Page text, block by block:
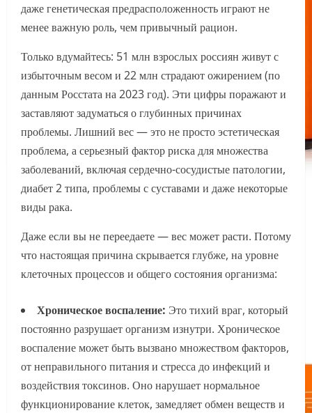
даже генетическая предрасположенность играют не
менее важную роль, чем привычный рацион.
Только вдумайтесь: 51 млн взрослых россиян живут с
избыточным весом и 22 млн страдают ожирением (по
данным Росстата на 2023 год). Эти цифры поражают и
заставляют задуматься о глубинных причинах
проблемы. Лишний вес — это не просто эстетическая
проблема, а серьезный фактор риска для множества
заболеваний, включая сердечно-сосудистые патологии,
диабет 2 типа, проблемы с суставами и даже некоторые
виды рака.
Даже если вы не переедаете — вес может расти. Потому
что настоящая причина скрывается глубже, на уровне
клеточных процессов и общего состояния организма:
Хроническое воспаление: Это тихий враг, который
постоянно разрушает организм изнутри. Хроническое
воспаление может быть вызвано множеством факторов,
от неправильного питания и стресса до инфекций и
воздействия токсинов. Оно нарушает нормальное
функционирование клеток, замедляет обмен веществ и